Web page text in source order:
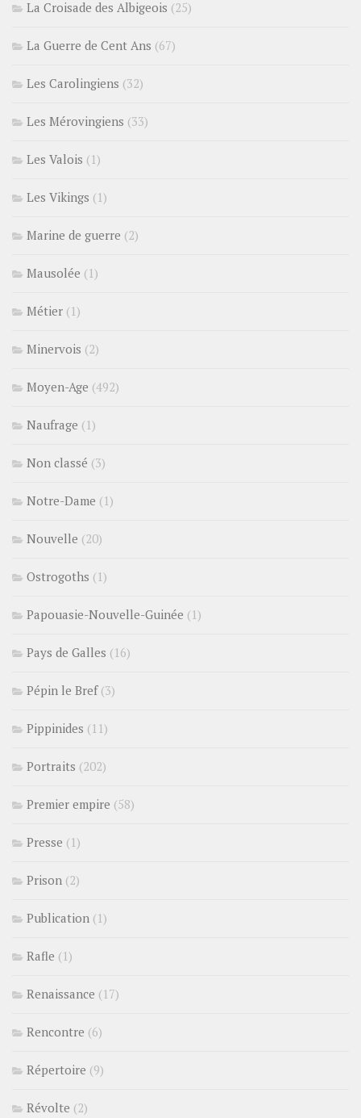
La Croisade des Albigeois (25)
La Guerre de Cent Ans (67)
Les Carolingiens (32)
Les Mérovingiens (33)
Les Valois (1)
Les Vikings (1)
Marine de guerre (2)
Mausolée (1)
Métier (1)
Minervois (2)
Moyen-Age (492)
Naufrage (1)
Non classé (3)
Notre-Dame (1)
Nouvelle (20)
Ostrogoths (1)
Papouasie-Nouvelle-Guinée (1)
Pays de Galles (16)
Pépin le Bref(3)
Pippinides (11)
Portraits (202)
Premier empire (58)
Presse (1)
Prison (2)
Publication (1)
Rafle (1)
Renaissance (17)
Rencontre (6)
Répertoire (9)
Révolte (2)